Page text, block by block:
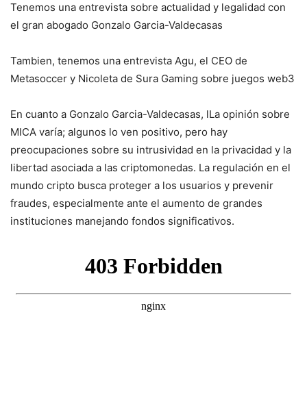
Tenemos una entrevista sobre actualidad y legalidad con
el gran abogado Gonzalo Garcia-Valdecasas
Tambien, tenemos una entrevista Agu, el CEO de
Metasoccer y Nicoleta de Sura Gaming sobre juegos web3
En cuanto a Gonzalo Garcia-Valdecasas, lLa opinión sobre
MICA varía; algunos lo ven positivo, pero hay
preocupaciones sobre su intrusividad en la privacidad y la
libertad asociada a las criptomonedas. La regulación en el
mundo cripto busca proteger a los usuarios y prevenir
fraudes, especialmente ante el aumento de grandes
instituciones manejando fondos significativos.